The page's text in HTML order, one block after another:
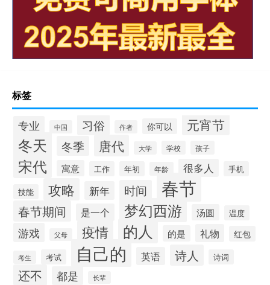
标签
专业 中国 习俗 作者 你可以 元宵节
冬天 冬季 唐代 大学 学校 孩子
宋代 寓意 工作 年初 年龄 很多人
手机
技能
攻略 新年 时间 春节
春节期间 是一个 梦幻西游 汤圆 温度
游戏 父母 疫情 的人 的是 礼物 红包
考生 考试 自己的 英语 诗人 诗词
还不 都是 长辈